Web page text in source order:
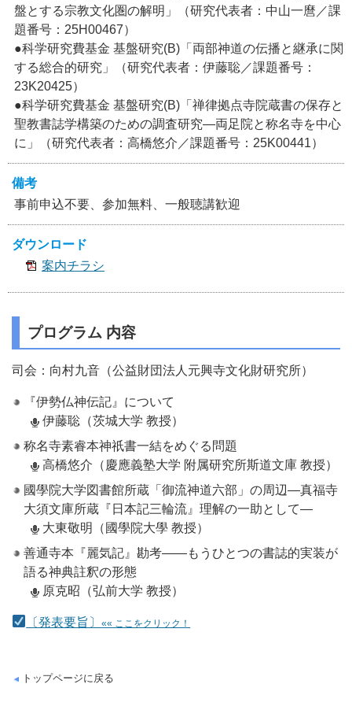
盤とする宗教文化圏の解明」（研究代表者：中山一麿／課
題番号：25H00467）
●科学研究費基金 基盤研究(B)「両部神道の伝播と継承に関
する総合的研究」（研究代表者：伊藤聡／課題番号：
23K20425）
●科学研究費基金 基盤研究(B)「禅律拠点寺院蔵書の保存と
聖教書誌学構築のための調査研究―両足院と称名寺を中心
に」（研究代表者：高橋悠介／課題番号：25K00441）
備考
事前申込不要、参加無料、一般聴講歓迎
ダウンロード
案内チラシ
プログラム 内容
司会：向村九音（公益財団法人元興寺文化財研究所）
『伊勢仏神伝記』について
伊藤聡（茨城大学 教授）
称名寺素睿本神祇書一結をめぐる問題
高橋悠介（慶應義塾大学 附属研究所斯道文庫 教授）
國學院大学図書館所蔵「御流神道六部」の周辺―真福寺
大須文庫所蔵『日本記三輪流』理解の一助として―
大東敬明（國學院大學 教授）
善通寺本『麗気記』勘考――もうひとつの書誌的実装が
語る神典註釈の形態
原克昭（弘前大学 教授）
〔発表要旨〕«« ここをクリック！
トップページに戻る